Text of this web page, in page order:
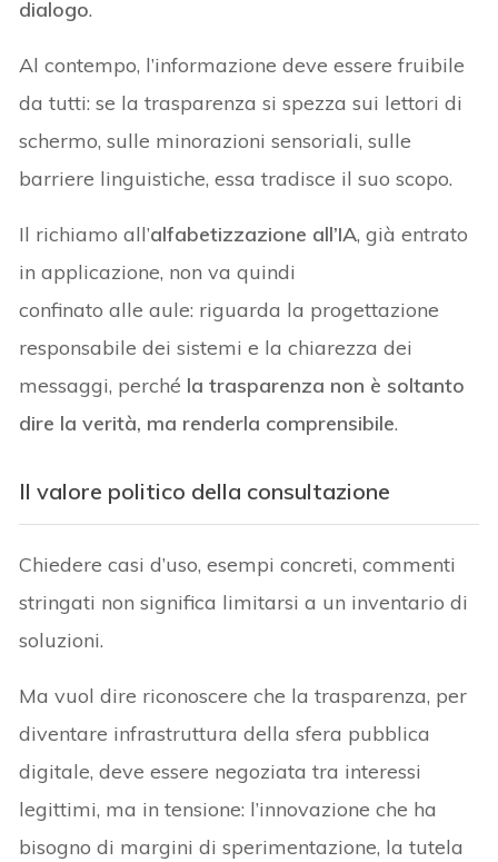
dialogo.
Al contempo, l’informazione deve essere fruibile
da tutti: se la trasparenza si spezza sui lettori di
schermo, sulle minorazioni sensoriali, sulle
barriere linguistiche, essa tradisce il suo scopo.
Il richiamo all’alfabetizzazione all’IA, già entrato
in applicazione, non va quindi
confinato alle aule: riguarda la progettazione
responsabile dei sistemi e la chiarezza dei
messaggi, perché la trasparenza non è soltanto
dire la verità, ma renderla comprensibile.
Il valore politico della consultazione
Chiedere casi d’uso, esempi concreti, commenti
stringati non significa limitarsi a un inventario di
soluzioni.
Ma vuol dire riconoscere che la trasparenza, per
diventare infrastruttura della sfera pubblica
digitale, deve essere negoziata tra interessi
legittimi, ma in tensione: l’innovazione che ha
bisogno di margini di sperimentazione, la tutela